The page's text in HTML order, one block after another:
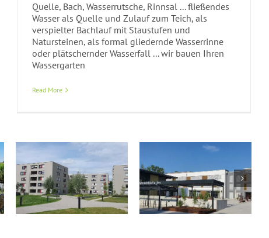
Quelle, Bach, Wasserrutsche, Rinnsal ... fließendes
Wasser als Quelle und Zulauf zum Teich, als
verspielter Bachlauf mit Staustufen und
Natursteinen, als formal gliedernde Wasserrinne
oder plätschernder Wasserfall ... wir bauen Ihren
Wassergarten
Read More
Neubau
Berufschulzentrum
Mühldorf
Poolgarten